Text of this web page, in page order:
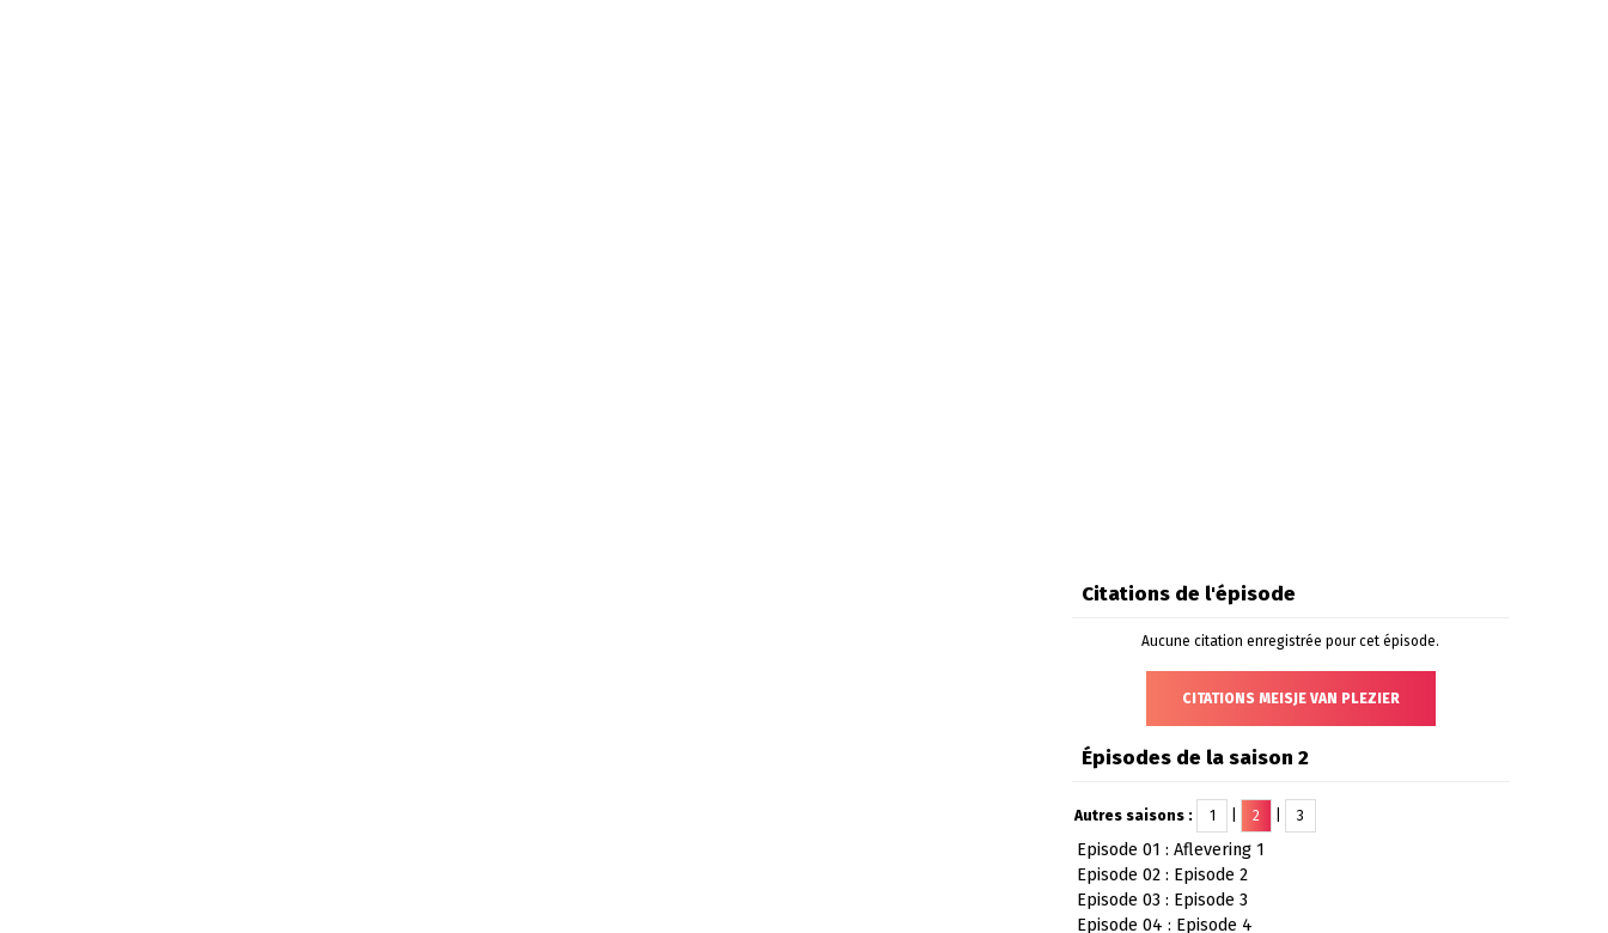
Citations de l'épisode
Aucune citation enregistrée pour cet épisode.
CITATIONS MEISJE VAN PLEZIER
Épisodes de la saison 2
Autres saisons : 1 2 3
Episode 01 : Aflevering 1
Episode 02 : Episode 2
Episode 03 : Episode 3
Episode 04 : Episode 4